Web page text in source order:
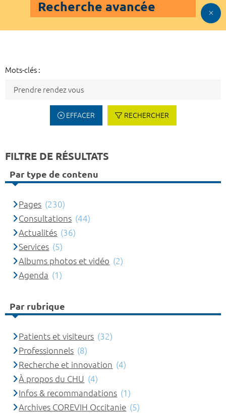
Recherche avancée
Mots-clés :
EFFACER RECHERCHER
FILTRE DE RÉSULTATS
Par type de contenu
Pages (230)
Consultations (44)
Actualités (36)
Services (5)
Albums photos et vidéo (2)
Agenda (1)
Par rubrique
Patients et visiteurs (32)
Professionnels (8)
Recherche et innovation (4)
À propos du CHU (4)
Infos & recommandations (1)
Archives COREVIH Occitanie (5)